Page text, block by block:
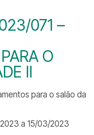
071 –
O
II
para o salão da
a 15/03/2023